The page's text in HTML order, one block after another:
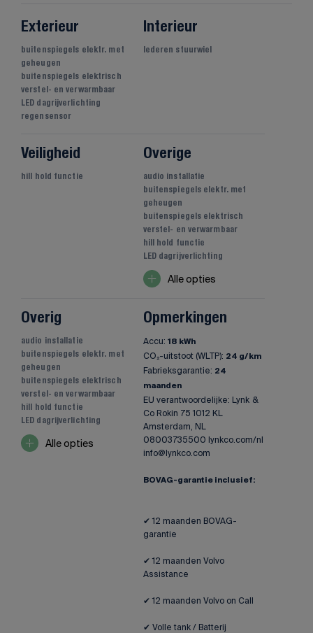
Exterieur
buitenspiegels elektr. met
geheugen
buitenspiegels elektrisch
verstel- en verwarmbaar
LED dagrijverlichting
regensensor
Interieur
lederen stuurwiel
Veiligheid
hill hold functie
Overige
audio installatie
buitenspiegels elektr. met
geheugen
buitenspiegels elektrisch
verstel- en verwarmbaar
hill hold functie
LED dagrijverlichting
Alle opties
Overig
audio installatie
buitenspiegels elektr. met
geheugen
buitenspiegels elektrisch
verstel- en verwarmbaar
hill hold functie
LED dagrijverlichting
Alle opties
Opmerkingen
Accu: 18 kWh
CO₂-uitstoot (WLTP): 24 g/km
Fabrieksgarantie: 24
maanden
EU verantwoordelijke: Lynk &
Co Rokin 75 1012 KL
Amsterdam, NL
08003735500 lynkco.com/nl
info@lynkco.com
BOVAG-garantie inclusief:
✔ 12 maanden BOVAG-
garantie
✔ 12 maanden Volvo
Assistance
✔ 12 maanden Volvo on Call
✔ Volle tank / Batterij